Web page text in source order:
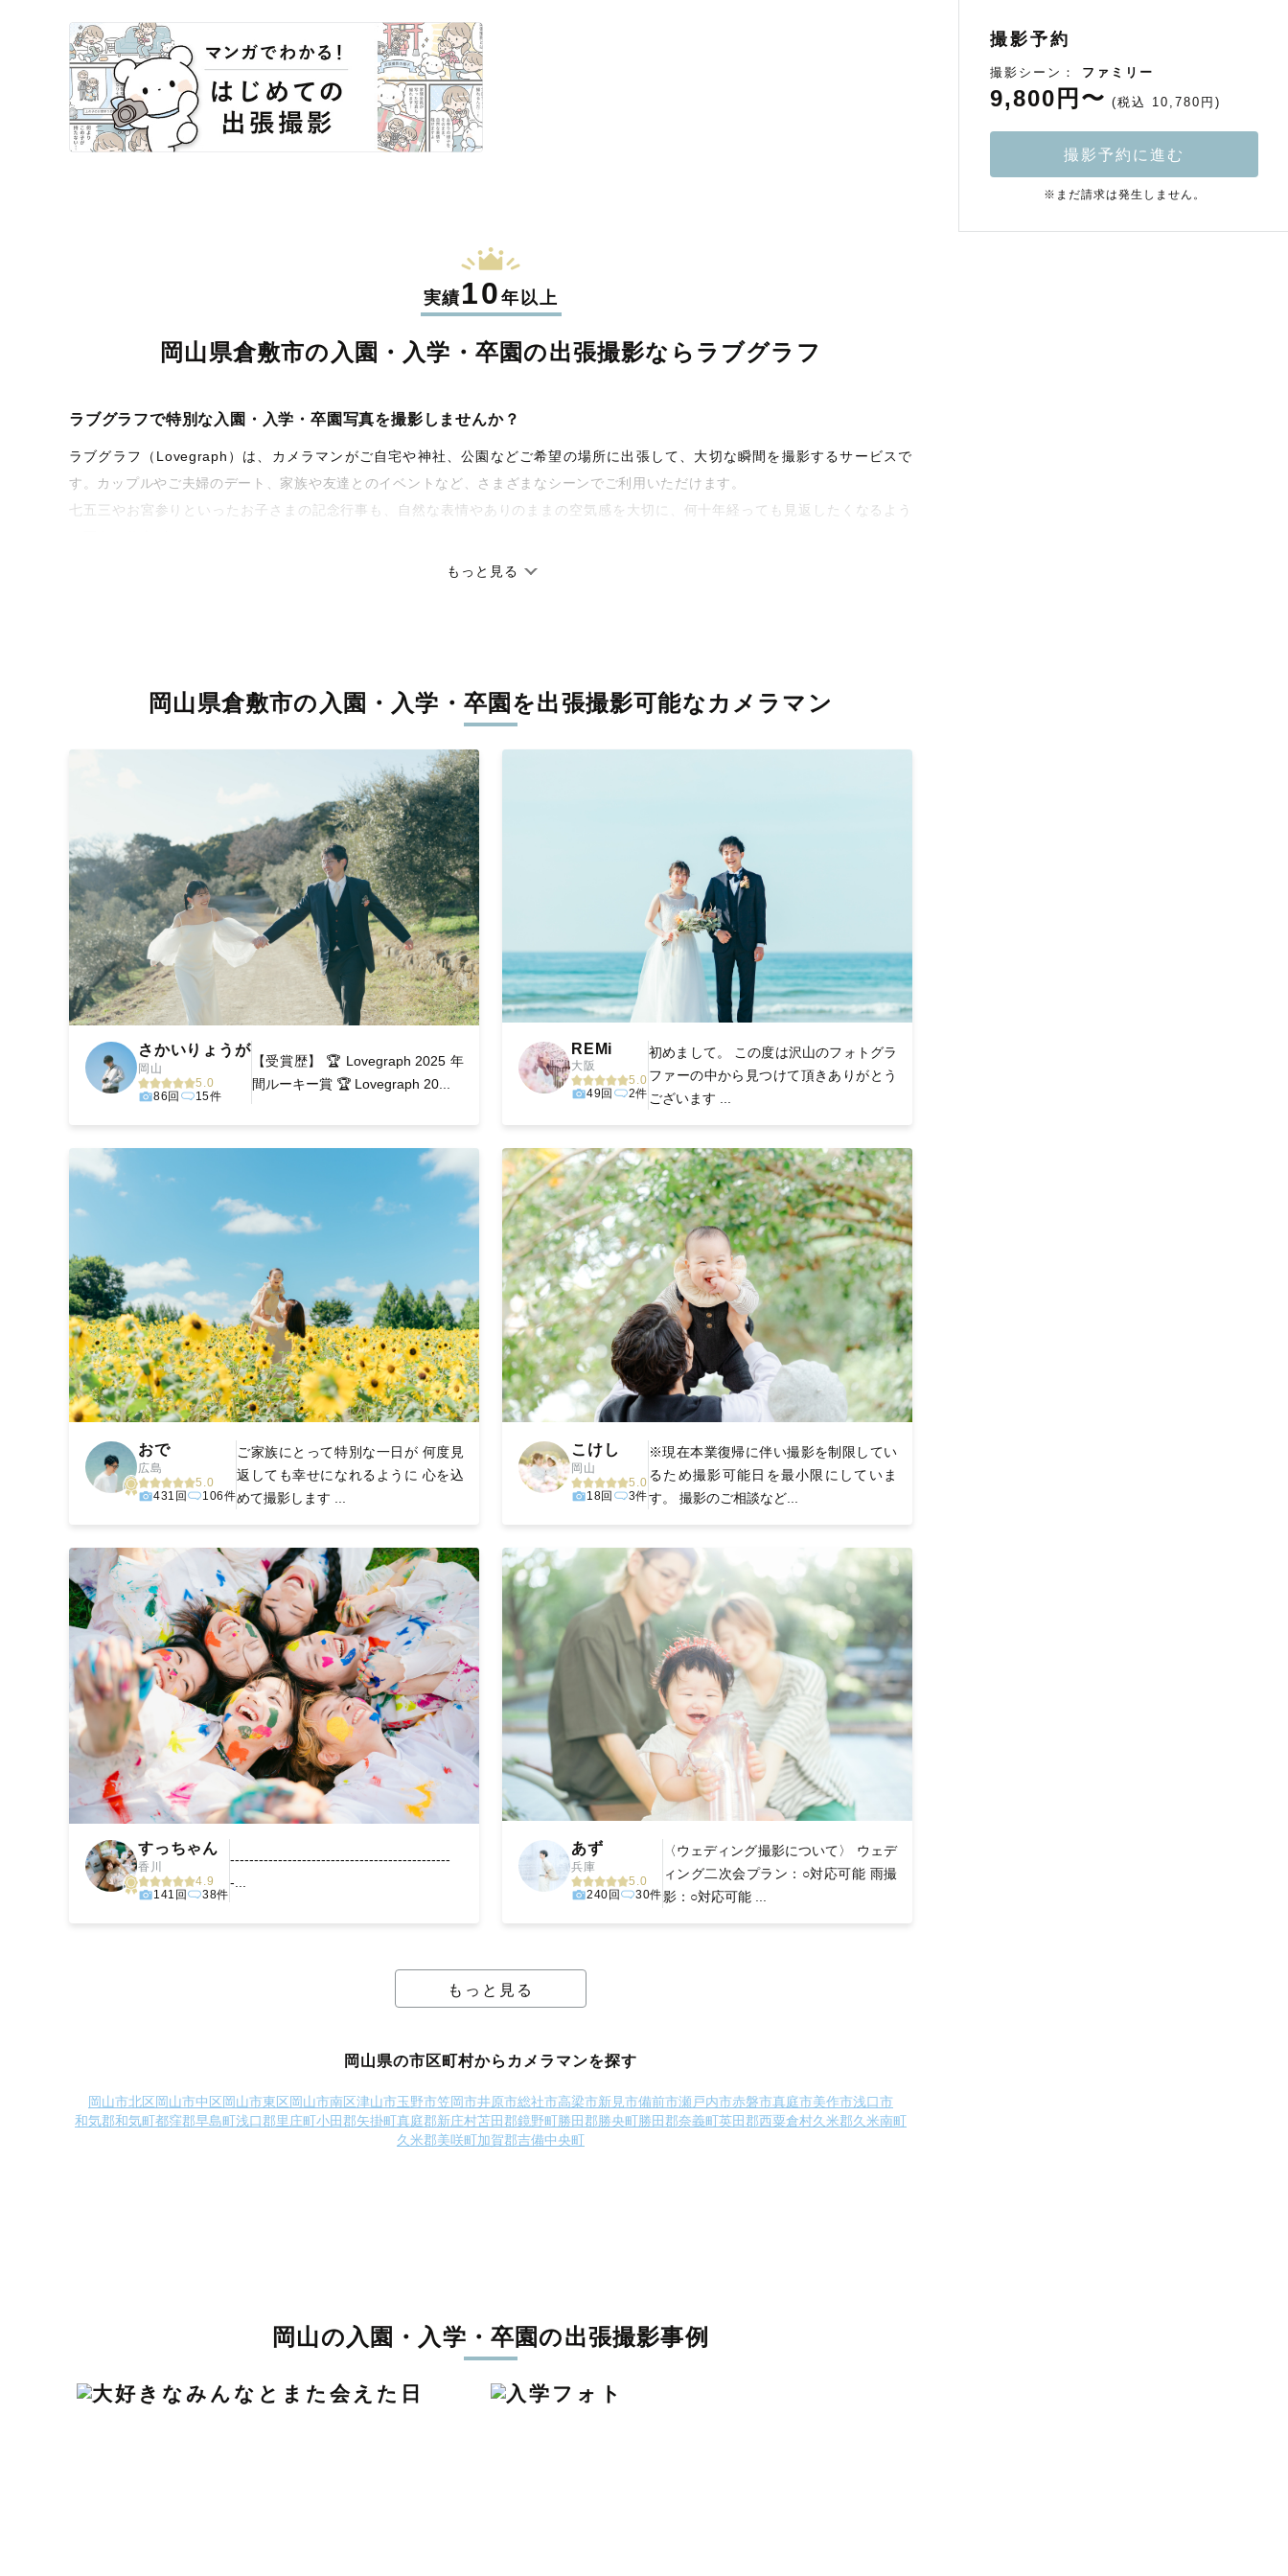
実績10年以上
岡山県倉敷市の入園・入学・卒園の出張撮影なら ラブグラフ
ラブグラフで特別な入園・入学・卒園写真を撮影しませんか？
ラブグラフ（Lovegraph）は、カメラマンがご自宅や神社、公園などご希望の場所に出張して、大切な瞬間を撮影するサービスで
す。カップルやご夫婦のデート、家族や友達とのイベントなど、さまざまなシーンでご利用いただけます。
七五三やお宮参りといったお子さまの記念行事も、自然な表情やありのままの空気感を大切に、何十年経っても見返したくなるよう
丁寧なレタッチで思い出を美しく仕上げます
きっと「こんな写真を撮ってほしかった！」と思える一枚に出会えます。まずは、ラブグラフの
もっと見る
岡山県倉敷市の入園・入学・卒園を出張撮影可能なカメラマン
さかいりょうが
岡山
5.0
86回
15件
【受賞歴】 🏆 Lovegraph 2025 年
間ルーキー賞 🏆 Lovegraph 20...
REMi
大阪
5.0
49回
2件
初めまして。 この度は沢山のフォトグラ
ファーの中から見つけて頂きありがとう
ございます ...
おで
広島
5.0
431回
106件
ご家族にとって特別な一日が 何度見
返しても幸せになれるように 心を込
めて撮影します ...
こけし
岡山
5.0
18回
3件
※現在本業復帰に伴い撮影を制限してい
るため撮影可能日を最小限にしていま
す。 撮影のご相談など...
すっちゃん
香川
4.9
141回
38件
----------------------------------------------
-...
あず
兵庫
5.0
240回
30件
〈ウェディング撮影について〉 ウェデ
ィング二次会プラン：○対応可能 雨撮
影：○対応可能 ...
もっと見る
岡山県の市区町村からカメラマンを探す
岡山市北区岡山市中区岡山市東区岡山市南区津山市玉野市笠岡市井原市総社市高梁市新見市備前市瀬戸内市赤磐市真庭市美作市浅口市
和気郡和気町都窪郡早島町浅口郡里庄町小田郡矢掛町真庭郡新庄村苫田郡鏡野町勝田郡勝央町勝田郡奈義町英田郡西粟倉村久米郡久米南町
久米郡美咲町加賀郡吉備中央町
岡山の入園・入学・卒園の出張撮影事例
撮影予約
撮影シーン： ファミリー
9,800円〜 (税込 10,780円)
撮影予約に進む
※まだ請求は発生しません。